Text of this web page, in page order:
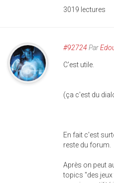
3019 lectures
#92724 Par
C'est utile.
(ça c'est du
En fait c'est
reste du forum.
Après on peut
topics "des jeux